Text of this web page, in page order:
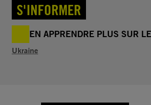
S'INFORMER
EN APPRENDRE PLUS SUR
Ukraine